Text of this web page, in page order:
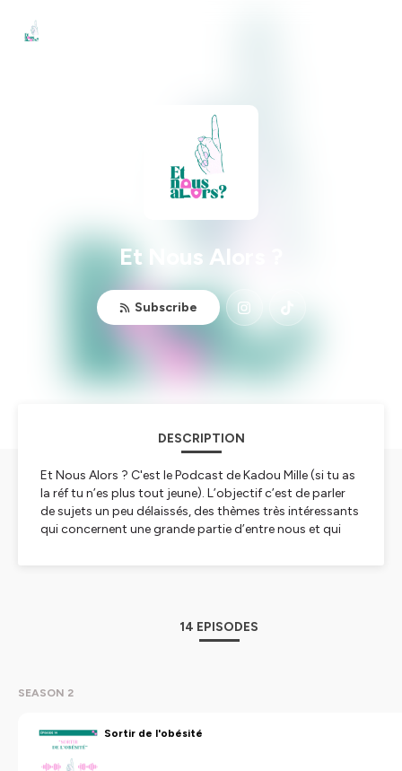
Et Nous Alors ?
Subscribe
DESCRIPTION
Et Nous Alors ? C'est le Podcast de Kadou Mille (si tu as
la réf tu n’es plus tout jeune). L’objectif c’est de parler
de sujets un peu délaissés, des thèmes très intéressants
qui concernent une grande partie d’entre nous et qui
Ici on déconstruit certains a priori, on partage nos
On parlera à la fois de la santé, du handicap, des
Hébergé par Ausha. Visitez
confidentialite
14 EPISODES
SEASON 2
Sortir de l'obésité